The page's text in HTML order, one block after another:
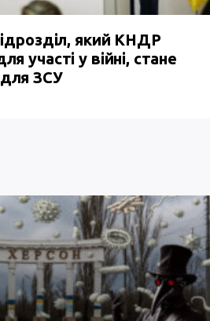
який КНДР
участі у війні, стане
ЗСУ